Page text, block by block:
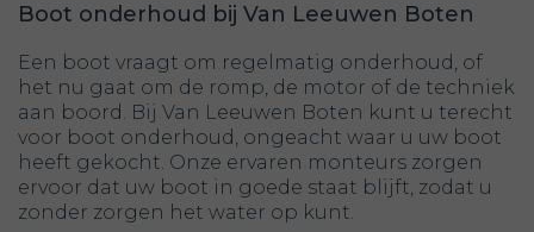
Boot onderhoud bij Van Leeuwen Boten
Een boot vraagt om regelmatig onderhoud, of
het nu gaat om de romp, de motor of de techniek
aan boord. Bij Van Leeuwen Boten kunt u terecht
voor boot onderhoud, ongeacht waar u uw boot
heeft gekocht. Onze ervaren monteurs zorgen
ervoor dat uw boot in goede staat blijft, zodat u
zonder zorgen het water op kunt.